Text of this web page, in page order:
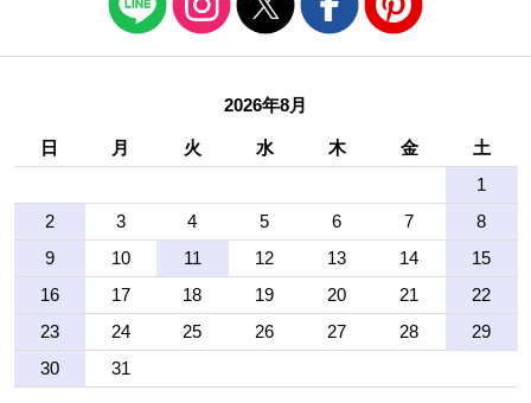
2026年8月
日 月 火 水 木 金
土
1
2
3 4 5 6 7
8
9
10 11 12 13 14
15
16
17 18 19 20 21
22
23
24 25 26 27 28
29
30
31